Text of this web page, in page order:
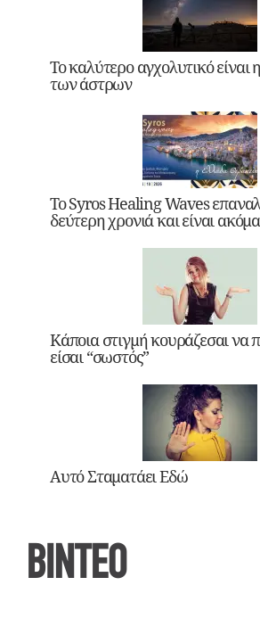
Το καλύτερο αγχολυτικό
των άστρων
Το Syros Healing Waves
δεύτερη χρονιά και είναι
Κάποια στιγμή κουράζεσαι να
είσαι “σωστός”
Αυτό Σταματάει Εδώ
ΒΙΝΤΕΟ